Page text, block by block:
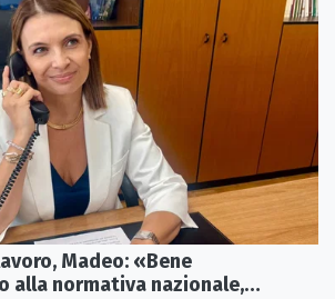
Madeo: «Bene
alla normativa nazionale,